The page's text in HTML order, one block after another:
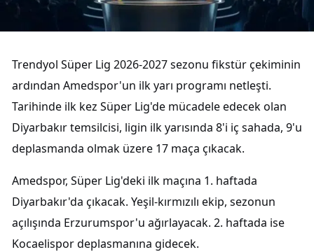
Trendyol Süper Lig 2026-2027 sezonu fikstür çekiminin
ardından Amedspor'un ilk yarı programı netleşti.
Tarihinde ilk kez Süper Lig'de mücadele edecek olan
Diyarbakır temsilcisi, ligin ilk yarısında 8'i iç sahada, 9'u
deplasmanda olmak üzere 17 maça çıkacak.
Amedspor, Süper Lig'deki ilk maçına 1. haftada
Diyarbakır'da çıkacak. Yeşil-kırmızılı ekip, sezonun
açılışında Erzurumspor'u ağırlayacak. 2. haftada ise
Kocaelispor deplasmanına gidecek.